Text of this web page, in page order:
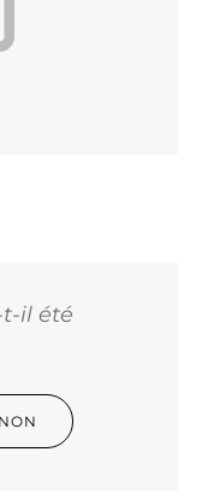
t-il été
NON